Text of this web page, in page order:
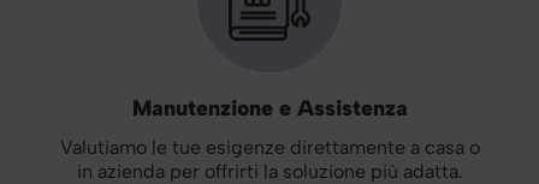
Manutenzione e Assistenza
Valutiamo le tue esigenze direttamente a casa o
in azienda per offrirti la soluzione più adatta.